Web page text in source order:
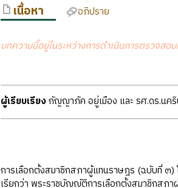
เนื้อหา อภิปราย
บทความนี้อยู่ในระหว่างการดำเนินการตรวจ
ผู้เรียบเรียงกัญญาภัค อยู่เมือง และ รศ.ดร.นคริ
การเลือกตั้งสมาชิกสภาผู้แทนราษฎร (ฉบับที่ ๓)
เรียกว่า พระราชบัญญัติการเลือกตั้งสมาชิกสภ